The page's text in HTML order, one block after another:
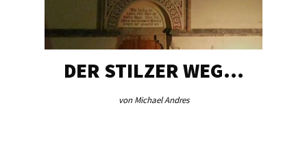
DER STILZER WEG…
von Michael Andres